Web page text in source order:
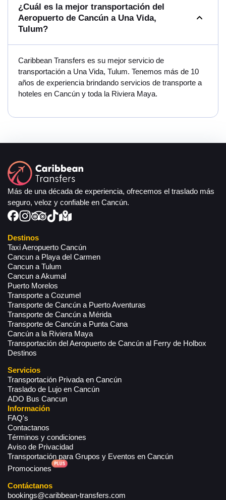
¿Cuál es la mejor transportación del
Aeropuerto de Cancún a Una Vida,
Tulum?
Caribbean Transfers es su mejor servicio de
transportación a Una Vida, Tulum. Tenemos más de 10
años de experiencia brindando servicios de transporte a
hoteles en Cancún y toda la Riviera Maya.
Más de una década de experiencia, ofrecemos el traslado más
seguro, veloz y confiable en Cancún.
Destinos
Taxi Aeropuerto Cancún
Cancun a Playa del Carmen
Cancun a Tulum
Cancun a Akumal
Puerto Morelos
Transporte a Cozumel
Transporte de Cancún a Puerto Aventuras
Transporte de Cancún a Mérida
Transporte de Cancún a Punta Cana
Cancún a la Riviera Maya
Transportación del Aeropuerto de Cancún al Ferry de Holbox
Destinos
Servicios
Transportación Privada en Cancún
Traslado de Lujo en Cancún
ADO Bus Cancun
Información
FAQ's
Contactanos
Términos y condiciones
Aviso de Privacidad
Transportación para Grupos y Eventos en Cancún
Promociones
Contáctanos
bookings@caribbean-transfers.com